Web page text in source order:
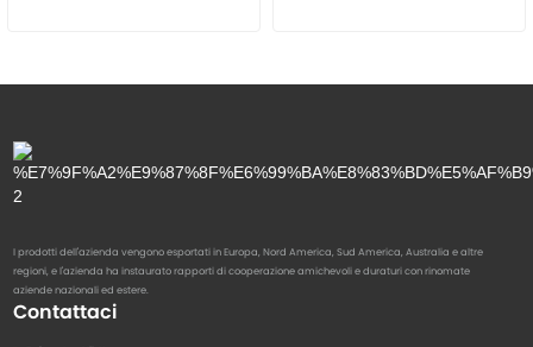
I prodotti dell'azienda vengono esportati in Europa, Nord America, Sud America, Australia e altre
regioni, e l'azienda ha instaurato rapporti di cooperazione amichevoli e duraturi con rinomate
aziende nazionali ed estere.
Contattaci